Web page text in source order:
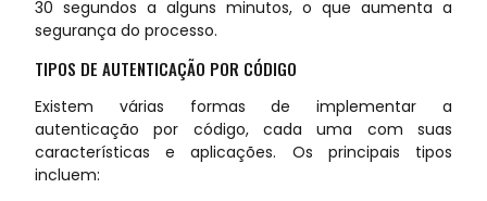
30 segundos a alguns minutos, o que aumenta a
segurança do processo.
TIPOS DE AUTENTICAÇÃO POR CÓDIGO
Existem várias formas de implementar a
autenticação por código, cada uma com suas
características e aplicações. Os principais tipos
incluem: